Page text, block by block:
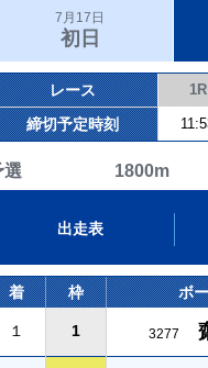
7月17日
初日
レース 1R
締切予定時刻
選 1800m
出走表
着 枠 ボ
１ 1 3277